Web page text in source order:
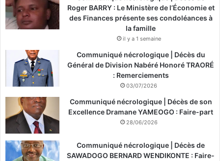
Roger BARRY : Le Ministère de l’Économie et
des Finances présente ses condoléances à
la famille
il y a 1 semaine
Communiqué nécrologique | Décès du
Général de Division Nabéré Honoré TRAORÉ
: Remerciements
03/07/2026
Communiqué nécrologique | Décès de son
Excellence Dramane YAMEOGO : Faire-part
28/06/2026
Communiqué nécrologique | Décès de
SAWADOGO BERNARD WENDIKONTE : Faire-